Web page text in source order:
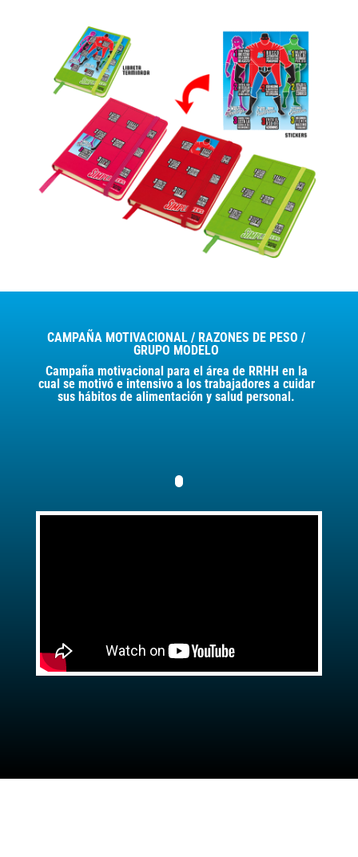
CAMPAÑA MOTIVACIONAL / RAZONES DE PESO /
GRUPO MODELO
Campaña motivacional para el área de RRHH en la
cual se motivó e intensivo a los trabajadores a cuidar
sus hábitos de alimentación y salud personal.